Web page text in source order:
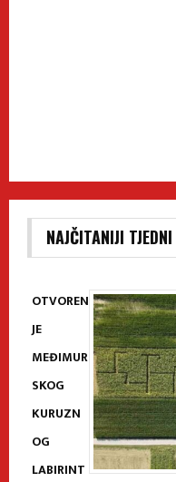
NAJČITANIJI
OTVOREN
JE
MEĐIMUR
SKOG
KURUZN
OG
LABIRINT